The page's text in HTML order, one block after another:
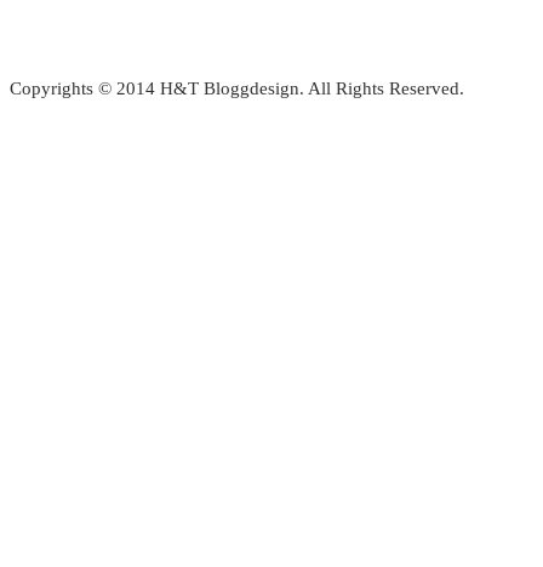
Copyrights © 2014 H&T Bloggdesign. All Rights Reserved.